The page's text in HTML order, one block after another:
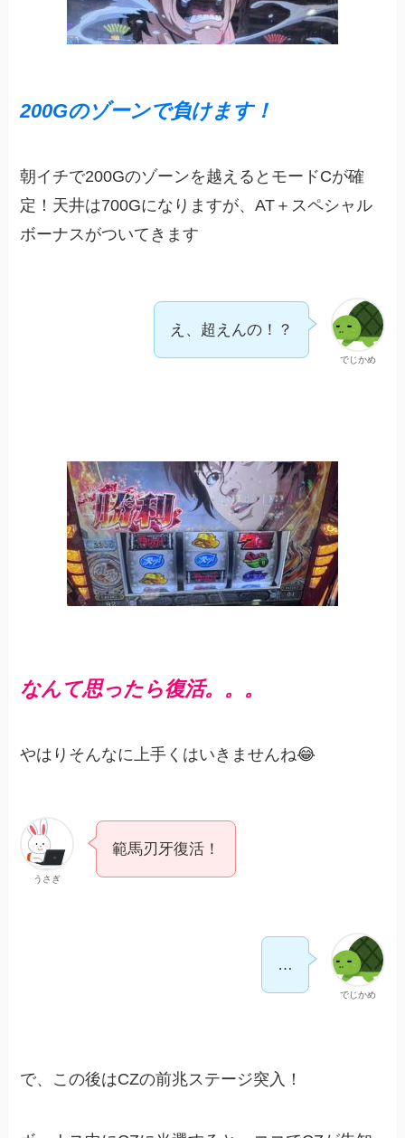
200Gのゾーンで負けます！
朝イチで200Gのゾーンを越えるとモードCが確
定！天井は700Gになりますが、AT＋スペシャル
ボーナスがついてきます
でじかめ
え、超えんの！？
なんて思ったら復活。。。
やはりそんなに上手くはいきませんね😂
うさぎ
範馬刃牙復活！
でじかめ
…
で、この後はCZの前兆ステージ突入！